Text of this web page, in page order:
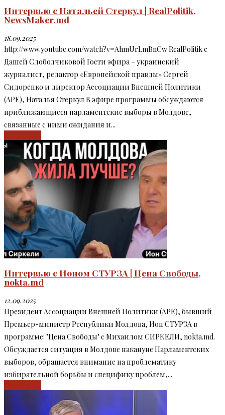
Интервью с Натальей Стеркул | RealPolitik,
NewsMaker.md
18.09.2025
http://www.youtube.com/watch?v=AhmUrLmBnCw RealPolitik с
Дашей Слободчиковой Гости эфира – украинский
журналист, редактор «Европейской правды» Сергей
Сидоренко и директор Ассоциации Внешней Политики
(APE), Наталья Стеркул В эфире программы обсуждаются
приближающиеся парламентские выборы в Молдове,
связанные с ними ожидания и...
Интервью c Ионом СТУРЗА | Цена Свободы,
nokta.md
12.09.2025
Президент Ассоциации Внешней Политики (APE), бывший
Премьер-министр Республики Молдова, Ион СТУРЗА в
программе: "Цена Свободы" c Михаилом СИРКЕЛИ, nokta.md.
Обсуждается ситуация в Молдове накануне Парламентских
выборов, обращается внимание на проблематику
избирательной борьбы и специфику проблем,...